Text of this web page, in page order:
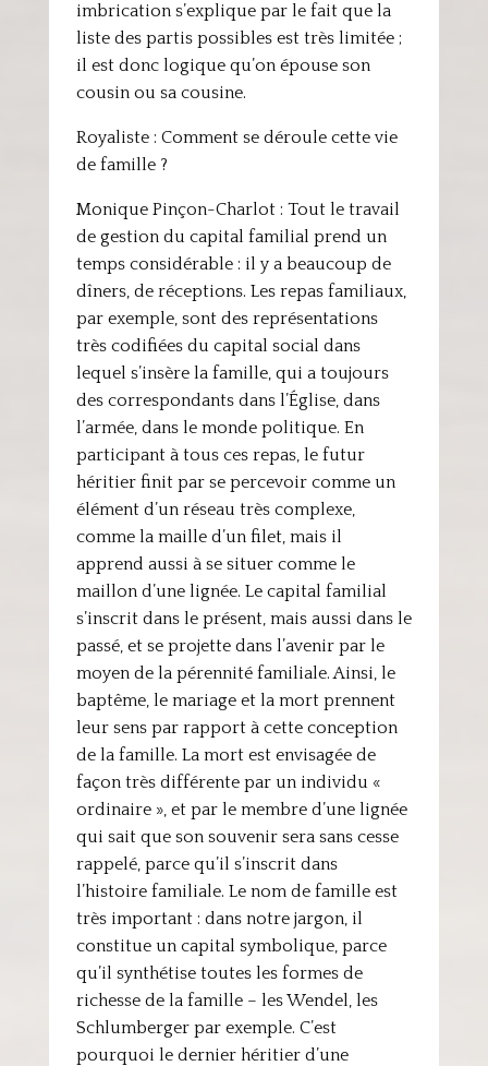
imbrication s’explique par le fait que la
liste des partis possibles est très limitée ;
il est donc logique qu’on épouse son
cousin ou sa cousine.
Royaliste : Comment se déroule cette vie
de famille ?
Monique Pinçon-Charlot : Tout le travail
de gestion du capital familial prend un
temps considérable : il y a beaucoup de
dîners, de réceptions. Les repas familiaux,
par exemple, sont des représentations
très codifiées du capital social dans
lequel s’insère la famille, qui a toujours
des correspondants dans l’Église, dans
l’armée, dans le monde politique. En
participant à tous ces repas, le futur
héritier finit par se percevoir comme un
élément d’un réseau très complexe,
comme la maille d’un filet, mais il
apprend aussi à se situer comme le
maillon d’une lignée. Le capital familial
s’inscrit dans le présent, mais aussi dans le
passé, et se projette dans l’avenir par le
moyen de la pérennité familiale. Ainsi, le
baptême, le mariage et la mort prennent
leur sens par rapport à cette conception
de la famille. La mort est envisagée de
façon très différente par un individu «
ordinaire », et par le membre d’une lignée
qui sait que son souvenir sera sans cesse
rappelé, parce qu’il s’inscrit dans
l’histoire familiale. Le nom de famille est
très important : dans notre jargon, il
constitue un capital symbolique, parce
qu’il synthétise toutes les formes de
richesse de la famille – les Wendel, les
Schlumberger par exemple. C’est
pourquoi le dernier héritier d’une